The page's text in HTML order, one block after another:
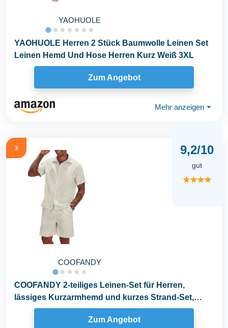
YAOHUOLE
YAOHUOLE Herren 2 Stück Baumwolle Leinen Set
Leinen Hemd Und Hose Herren Kurz Weiß 3XL
Zum Angebot
Mehr anzeigen ⏷
3
COOFANDY
9,2/10
gut
★★★★
COOFANDY 2-teiliges Leinen-Set für Herren,
lässiges Kurzarmhemd und kurzes Strand-Set,
Hellkhaki...
Zum Angebot